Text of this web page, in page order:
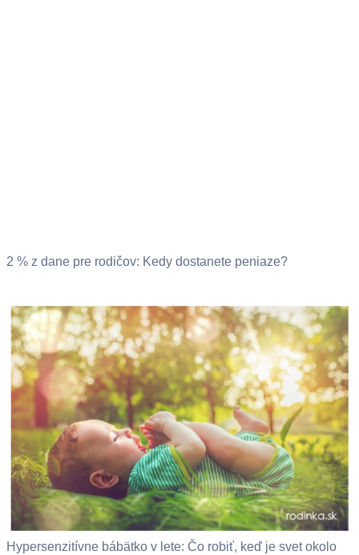
2 % z dane pre rodičov: Kedy dostanete peniaze?
Hypersenzitívne bábätko v lete: Čo robiť, keď je svet okolo